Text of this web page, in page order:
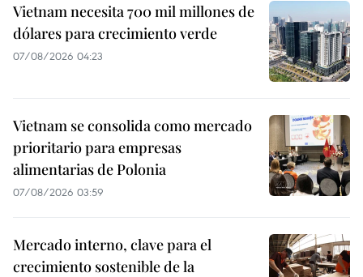
Vietnam necesita 700 mil millones de
dólares para crecimiento verde
07/08/2026 04:23
Vietnam se consolida como mercado
prioritario para empresas
alimentarias de Polonia
07/08/2026 03:59
Mercado interno, clave para el
crecimiento sostenible de la